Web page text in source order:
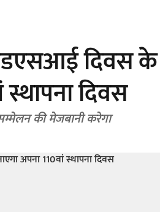
दिवस
दिवस
की मेजबानी करेगा